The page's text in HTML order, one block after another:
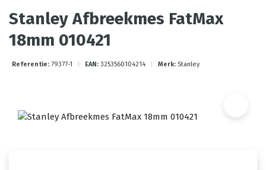
Stanley Afbreekmes FatMax
18mm 010421
Referentie: 79377-1 EAN: 3253560104214 Merk: Stanley